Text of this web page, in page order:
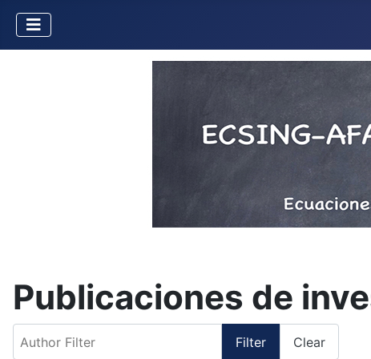
Publicaciones de
Filter Clear